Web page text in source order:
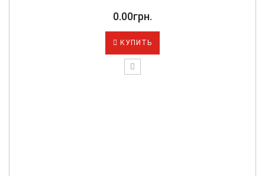
0.00грн.
КУПИТЬ